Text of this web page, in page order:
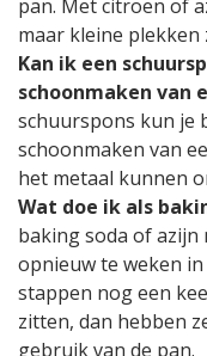
pan. Met citroen of
maar kleine plekken
Kan ik een
schoonmaken van
schuurspons kun je
schoonmaken van
het metaal kunnen
Wat doe ik als
baking soda of
opnieuw te weken
stappen nog een
zitten, dan hebben
gebruik van de pan.